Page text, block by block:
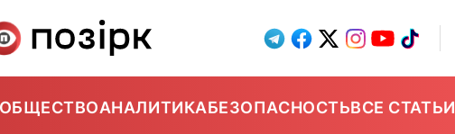
ОБЩЕСТВОАНАЛИТИКАБЕЗОПАСНОСТЬВСЕ СТАТЬИ